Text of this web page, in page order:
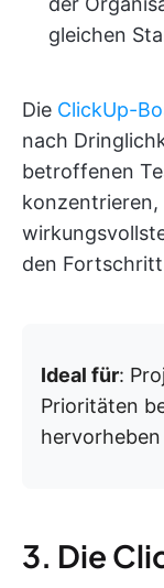
gleichen
Die ClickUp-
nach
betroffenen
den
Ideal für:
Prioritäten
3. Die